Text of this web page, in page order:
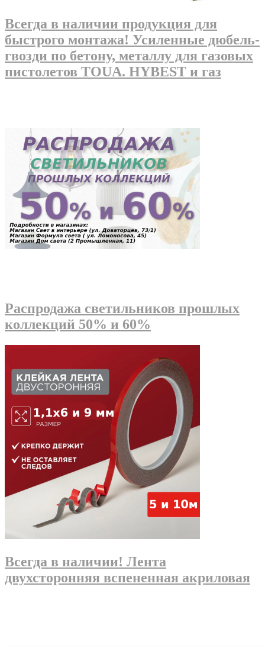
Всегда в наличии продукция для
быстрого монтажа! Усиленные дюбель-
гвозди по бетону, металлу для газовых
пистолетов TOUA. HYBEST и газ
Распродажа светильников прошлых
коллекций 50% и 60%
Всегда в наличии! Лента
двухсторонняя вспененная акриловая